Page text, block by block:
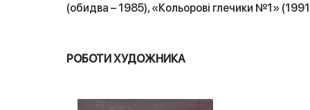
(обидва – 1985), «Кольорові глечики №1»
РОБОТИ ХУДОЖНИКА